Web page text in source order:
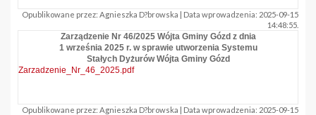
Opublikowane przez: Agnieszka D?browska | Data wprowadzenia: 2025-09-15
14:48:55.
Zarządzenie Nr 46/2025 Wójta Gminy Gózd z dnia
1 września 2025 r. w sprawie utworzenia Systemu
Stałych Dyżurów Wójta Gminy Gózd
Zarzadzenie_Nr_46_2025.pdf
Opublikowane przez: Agnieszka D?browska | Data wprowadzenia: 2025-09-15